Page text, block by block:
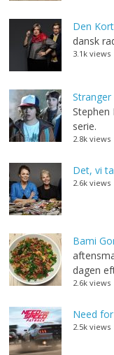
Den
dansk
3.1k views
Stranger
Stephen
serie.
2.8k views
Det, vi
2.6k views
Bami
dagen
2.6k views
Need
2.5k views